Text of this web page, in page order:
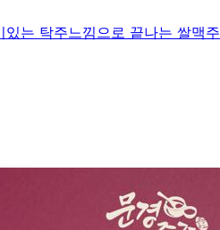
는 탁주느낌으로 끝나는 쌀맥주